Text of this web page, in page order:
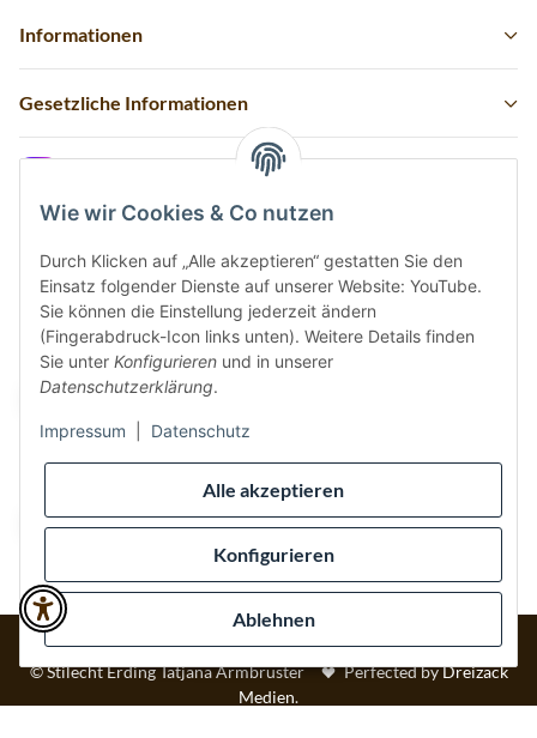
Alle akzeptieren
Konfigurieren
Ablehnen
Wie wir Cookies & Co nutzen
Durch Klicken auf „Alle akzeptieren“ gestatten Sie den
Einsatz folgender Dienste auf unserer Website: YouTube.
Sie können die Einstellung jederzeit ändern
(Fingerabdruck-Icon links unten). Weitere Details finden
Sie unter Konfigurieren und in unserer
Datenschutzerklärung.
Impressum Datenschutz
Informationen
Gesetzliche Informationen
Vertrag widerrufen
Sicher bezahlen via:
Wir versenden via:
* Alle Preise inkl. gesetzlicher USt., inkl.Versand
© Stilecht Erding Tatjana Armbruster
Perfected byDreizack
Medien.